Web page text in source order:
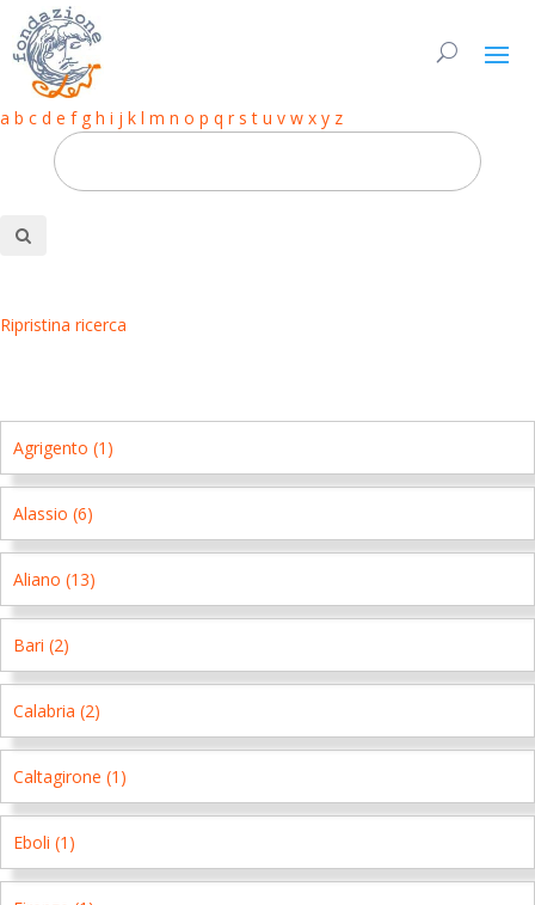
a b c d e f g h i j k l m n o p q r st u v w x y z
Ripristina ricerca
Agrigento (1)
Alassio (6)
Aliano (13)
Bari (2)
Calabria (2)
Caltagirone (1)
Eboli (1)